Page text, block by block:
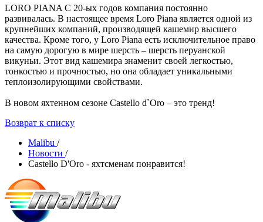
LORO PIANA C 20-ых годов компания постоянно
развивалась. В настоящее время Loro Piana является одной из
крупнейших компаний, производящей кашемир высшего
качества. Кроме того, у Loro Piana есть исключительное право
на самую дорогую в мире шерсть – шерсть перуанской
викуньи. Этот вид кашемира знаменит своей легкостью,
тонкостью и прочностью, но она обладает уникальными
теплоизолирующими свойствами.
В новом яхтенном сезоне Castello d`Oro – это тренд!
Возврат к списку
Malibu /
Новости /
Castello D'Oro - яхтсменам понравится!